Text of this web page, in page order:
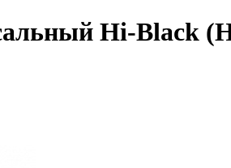
Hi-Black